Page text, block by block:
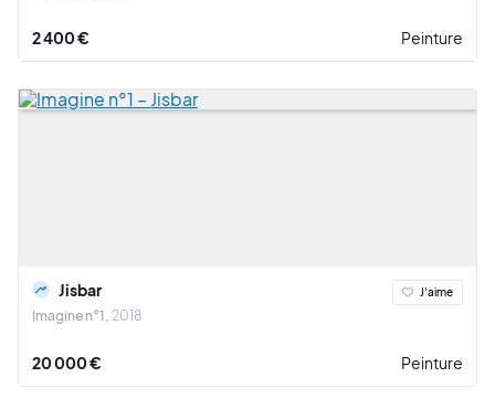
2 400 € Peinture
Jisbar
Imagine n°1 2018
J'aime
20 000 € Peinture